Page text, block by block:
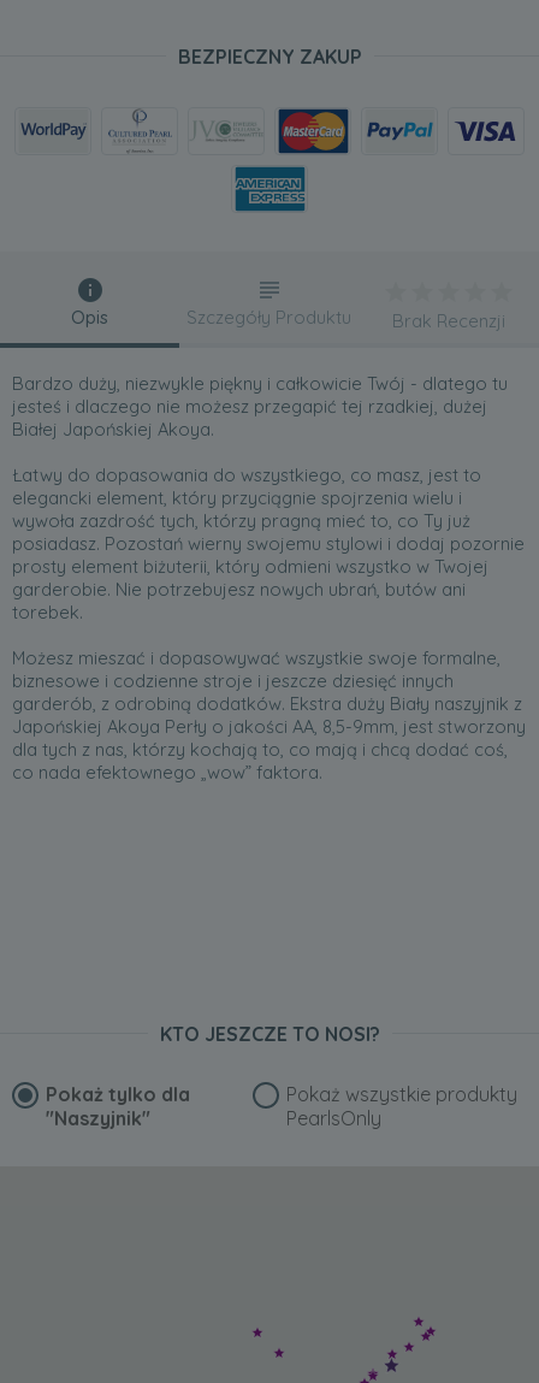
BEZPIECZNY ZAKUP
Opis
Bardzo duży, niezwykle piękny i całkowicie Twój - dlatego tu
jesteś i dlaczego nie możesz przegapić tej rzadkiej, dużej
Białej Japońskiej Akoya.
Łatwy do dopasowania do wszystkiego, co masz, jest to
elegancki element, który przyciągnie spojrzenia wielu i
wywoła zazdrość tych, którzy pragną mieć to, co Ty już
posiadasz. Pozostań wierny swojemu stylowi i dodaj pozornie
prosty element biżuterii, który odmieni wszystko w Twojej
garderobie. Nie potrzebujesz nowych ubrań, butów ani
torebek.
Możesz mieszać i dopasowywać wszystkie swoje formalne,
biznesowe i codzienne stroje i jeszcze dziesięć innych
garderób, z odrobiną dodatków. Ekstra duży Biały naszyjnik z
Japońskiej Akoya Perły o jakości AA, 8,5-9mm, jest stworzony
dla tych z nas, którzy kochają to, co mają i chcą dodać coś,
co nada efektownego „wow” faktora.
Szczegóły Produktu Brak Recenzji
KTO JESZCZE TO NOSI?
Pokaż tylko dla
"Naszyjnik"
Pokaż wszystkie produkty
PearlsOnly